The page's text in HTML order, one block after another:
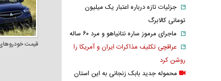
قیمت
جزئیات تازه درباره اعتبار یک میلیون
تومانی کالابرگ
ماجرای مرموز ساره نتانیاهو و مرد ۶۰ ساله
عراقچی تکلیف مذاکرات ایران و آمریکا را
روشن کرد
محموله جدید بابک زنجانی به این استان